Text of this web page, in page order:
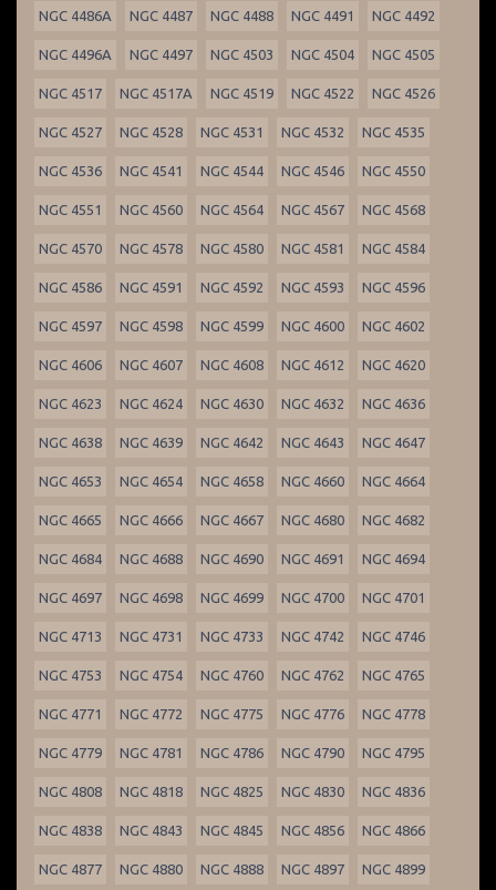
NGC 4486A NGC 4487 NGC 4488 NGC 4491 NGC 4492
NGC 4496A NGC 4497 NGC 4503 NGC 4504 NGC 4505
NGC 4517 NGC 4517A NGC 4519 NGC 4522 NGC 4526
NGC 4527 NGC 4528 NGC 4531 NGC 4532 NGC 4535
NGC 4536 NGC 4541 NGC 4544 NGC 4546 NGC 4550
NGC 4551 NGC 4560 NGC 4564 NGC 4567 NGC 4568
NGC 4570 NGC 4578 NGC 4580 NGC 4581 NGC 4584
NGC 4586 NGC 4591 NGC 4592 NGC 4593 NGC 4596
NGC 4597 NGC 4598 NGC 4599 NGC 4600 NGC 4602
NGC 4606 NGC 4607 NGC 4608 NGC 4612 NGC 4620
NGC 4623 NGC 4624 NGC 4630 NGC 4632 NGC 4636
NGC 4638 NGC 4639 NGC 4642 NGC 4643 NGC 4647
NGC 4653 NGC 4654 NGC 4658 NGC 4660 NGC 4664
NGC 4665 NGC 4666 NGC 4667 NGC 4680 NGC 4682
NGC 4684 NGC 4688 NGC 4690 NGC 4691 NGC 4694
NGC 4697 NGC 4698 NGC 4699 NGC 4700 NGC 4701
NGC 4713 NGC 4731 NGC 4733 NGC 4742 NGC 4746
NGC 4753 NGC 4754 NGC 4760 NGC 4762 NGC 4765
NGC 4771 NGC 4772 NGC 4775 NGC 4776 NGC 4778
NGC 4779 NGC 4781 NGC 4786 NGC 4790 NGC 4795
NGC 4808 NGC 4818 NGC 4825 NGC 4830 NGC 4836
NGC 4838 NGC 4843 NGC 4845 NGC 4856 NGC 4866
NGC 4877 NGC 4880 NGC 4888 NGC 4897 NGC 4899